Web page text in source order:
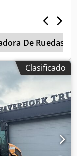
De Ruedas
Clasificado